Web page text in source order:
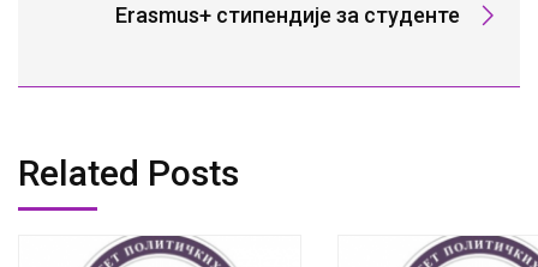
Erasmus+ стипендије за студенте
Related Posts